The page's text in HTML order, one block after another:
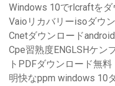
Windows 10でrlcraftを
Vaioリカバリーisoダウ
Cnetダウンロード
Cpe習熟度ENGLSHケン
トPDFダウンロード無料
明快なppm windows 10